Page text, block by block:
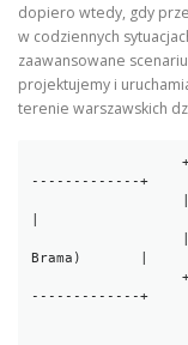
dopiero wtedy, gdy
w codziennych
zaawansowane
projektujemy i
terenie warszawskich
                  +-------------------------------------
-------------+
Brama)       |
                  +------------------------+------------
-------------+